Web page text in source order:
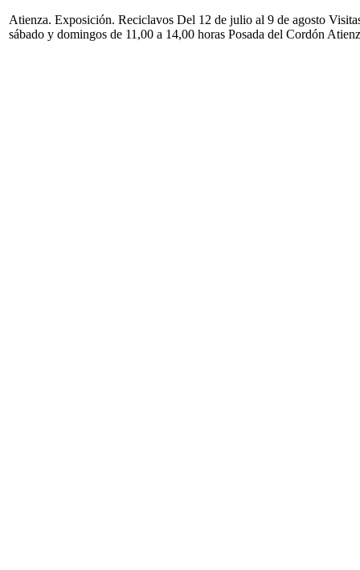
Atienza. Exposición. Reciclavos Del 12 de julio al 9 de agosto
sábado y domingos de 11,00 a 14,00 horas Posada del Cordón